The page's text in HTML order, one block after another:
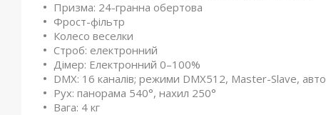
Призма: 24-гранна обертова
Фрост-фільтр
Колесо веселки
Строб: електронний
Дімер: Електронний 0–100%
DMX: 16 каналів; режими DMX512, Master-Slave, авто
Рух: панорама 540°, нахил 250°
Вага: 4 кг